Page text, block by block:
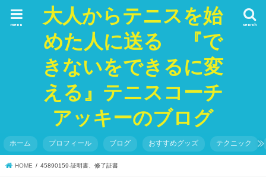
大人からテニスを始
めた人に送る 『で
きないをできるに変
える』テニスコーチ
アッキーのブログ
search
menu
ホーム プロフィール ブログ おすすめグッズ テクニック
HOME 45890159-証明書、修了証書